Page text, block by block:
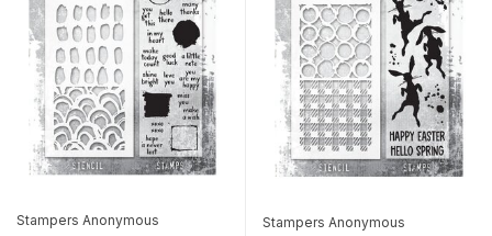
Stampers Anonymous Stampers Anonymous